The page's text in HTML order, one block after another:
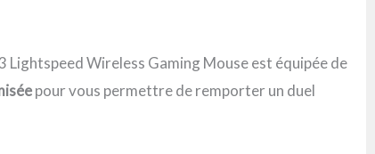
Wireless Gaming Mouse est équipée de
pour vous permettre de remporter un duel